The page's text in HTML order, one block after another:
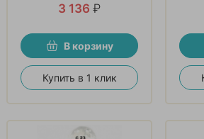
3 136 ₽
В корзину
Купить в 1 клик